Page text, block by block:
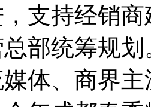
支持经销
部统筹规
体、商界